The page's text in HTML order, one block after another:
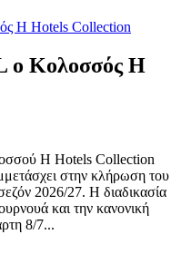
ο Κολοσσός H
H Hotels Collection
στην κλήρωση του
2026/27. Η διαδικασία
και την κανονική
8/7...